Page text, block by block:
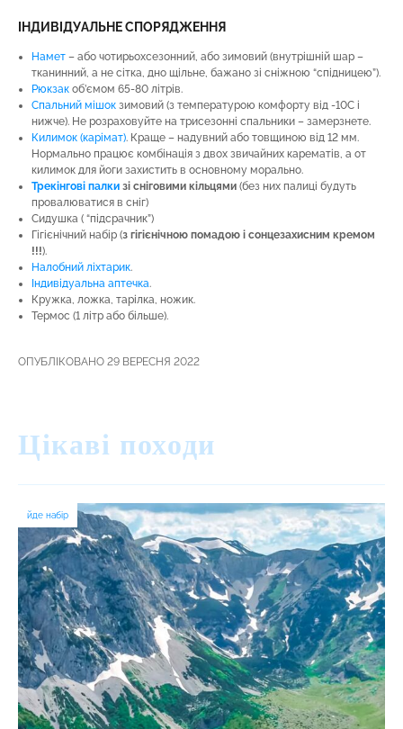
ІНДИВІДУАЛЬНЕ СПОРЯДЖЕННЯ
Намет – або чотирьохсезонний, або зимовий (внутрішній шар –
тканинний, а не сітка, дно щільне, бажано зі сніжною “спідницею”).
Рюкзак об’ємом 65-80 літрів.
Спальний мішок зимовий (з температурою комфорту від -10С і
нижче). Не розраховуйте на трисезонні спальники – замерзнете.
Килимок (карімат). Краще – надувний або товщиною від 12 мм.
Нормально працює комбінація з двох звичайних карематів, а от
килимок для йоги захистить в основному морально.
Трекінгові палки зі сніговими кільцями (без них палиці будуть
провалюватися в сніг)
Сидушка ( “підсрачник”)
Гігієнічний набір (з гігієнічною помадою і сонцезахисним кремом
!!!).
Налобний ліхтарик.
Індивідуальна аптечка.
Кружка, ложка, тарілка, ножик.
Термос (1 літр або більше).
ОПУБЛІКОВАНО 29 ВЕРЕСНЯ 2022
Цікаві походи
йде набір